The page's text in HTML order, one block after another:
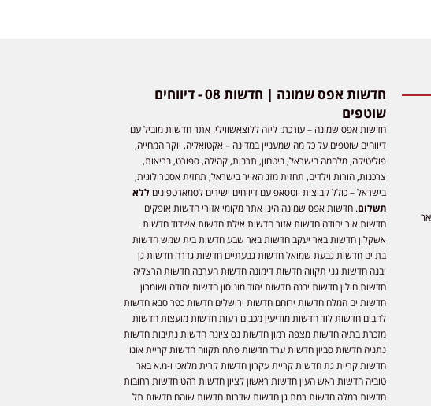
חדשות אפס שמונה | חדשות 08 - דיווחים
שוטפים
חדשות אפס שמונה – עורכת: ליזה ללוצאשווילי. אתר חדשות מוביל עם
דיווחים שוטפים על כל מה שמעניין במדינה – אקטואליה, יוקר המחייה,
פוליטיקה, מלחמה בישראל, ביטחון, תרבות, קהילה, ספורט, בריאות,
צרכנות, הורות וילדים, תחזית מזג האויר בישראל, תחזית אסטרולוגית,
בישראל – כולל קבוצות ווטסאפ עם דיווחים ישירים לסמארטפוניםללא
תשלום. חדשות אפס שמונה הינו אתר מקומי אזורי חדשות אופקים
חדשות אור יהודה חדשות אזור חדשות אילת חדשות אשדוד חדשות
אשקלון חדשות באר יעקב חדשות באר שבע חדשות בית שמש חדשות
בת ים חדשות גבעת שמואל חדשות גבעתיים חדשות גדרה חדשות גן
יבנה חדשות גני תקווה חדשות דימונה חדשות הערבה חדשות הרצליה
חדשות חולון חדשות יבנה חדשות יהוד מונוסון חדשות יהודה ושומרון
חדשות ים המלח חדשות ירוחם חדשות ירושלים חדשות כפר סבא חדשות
להבים חדשות לוד חדשות מודיעין מכבים רעות חדשות מועצות חדשות
מזכרת בתיה חדשות מצפה רמון חדשות נס ציונה חדשות נתיבות חדשות
נתניה חדשות סביון חדשות ערד חדשות פתח תקווה חדשות קריית אונו
חדשות קריית גת חדשות קריית עקרון חדשות קרית מלאכי ו-מ.א באר
טוביה חדשות ראש העין חדשות ראשון לציון חדשות רהט חדשות רחובות
חדשות רמלה חדשות רמת גן חדשות שדרות חדשות שוהם חדשות תל